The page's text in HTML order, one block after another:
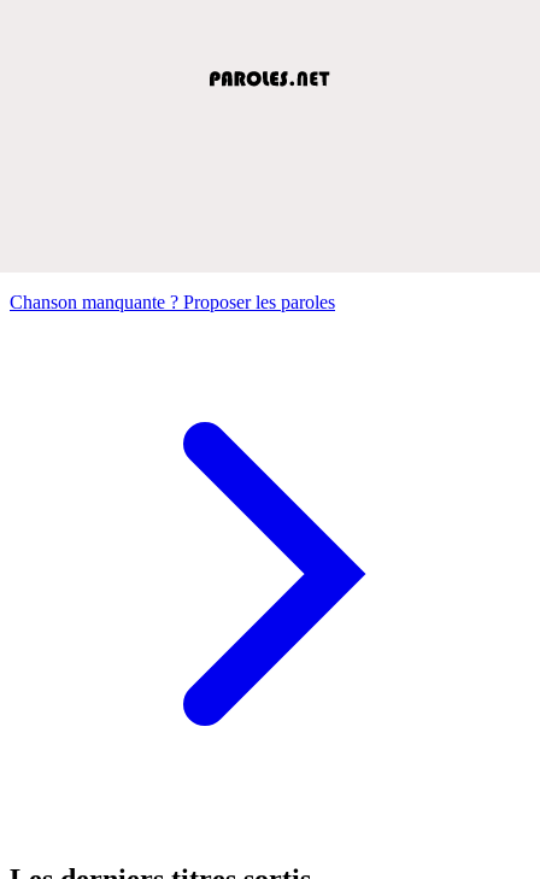
Chanson manquante ? Proposer les paroles